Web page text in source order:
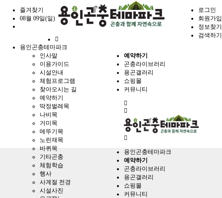
즐겨찾기
08월 09일(일)
로그인
회원가입
정보찾기
검색하기
으
용인곤충테마파크
인사말
이용가이드
시설안내
체험프로그램
찾아오시는 길
예약하기
예약하기
곤충라이브러리
딱정벌레목
나비목
거미목
메뚜기목
노린재목
바퀴목
기타곤충
용곤갤러리
체험학습
행사
사계절 전경
시설사진
쇼핑몰
커뮤니티
메
뉴
용인곤충테마파크
예약하기
곤충라이브러리
용곤갤러리
쇼핑몰
커뮤니티